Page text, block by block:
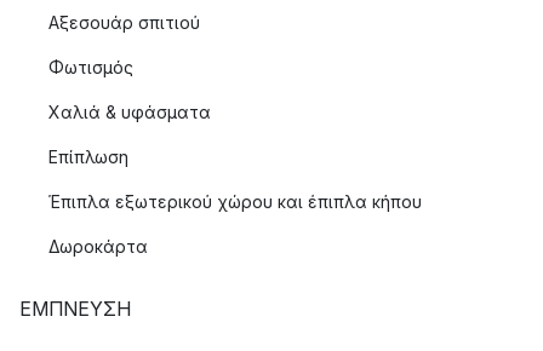
Αξεσουάρ σπιτιού
Φωτισμός
Χαλιά & υφάσματα
Επίπλωση
Έπιπλα εξωτερικού χώρου και έπιπλα κήπου
Δωροκάρτα
ΈΜΠΝΕΥΣΗ